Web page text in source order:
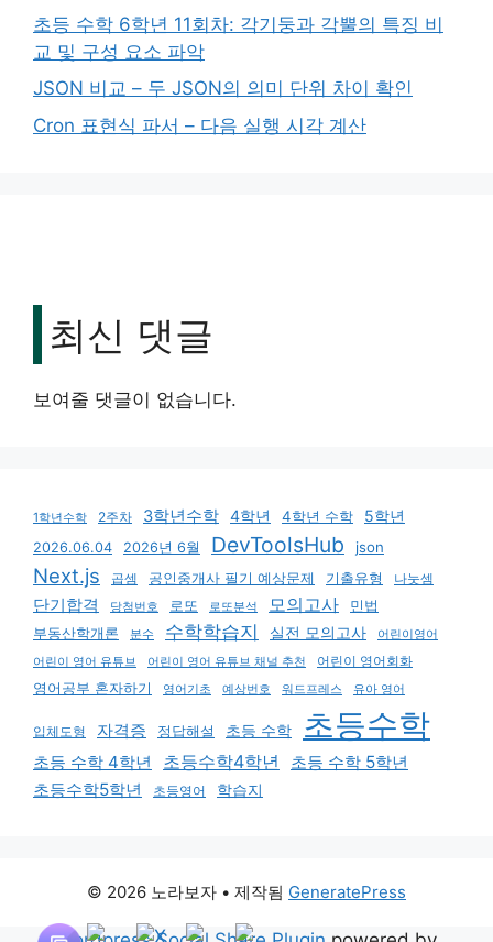
초등 수학 6학년 11회차: 각기둥과 각뿔의 특징 비
교 및 구성 요소 파악
JSON 비교 – 두 JSON의 의미 단위 차이 확인
Cron 표현식 파서 – 다음 실행 시각 계산
최신 댓글
보여줄 댓글이 없습니다.
1학년수학 2주차 3학년수학 4학년 4학년 수학 5학년
2026.06.04 2026년 6월 DevToolsHub json
Next.js 곱셈 공인중개사 필기 예상문제 기출유형 나눗셈
단기합격 당첨번호 로또 로또분석 모의고사
민법
부동산학개론
분수 수학학습지 실전 모의고사
어린이영어
어린이 영어 유튜브
어린이 영어 유튜브 채널 추천
어린이 영어회화
영어공부 혼자하기
영어기초 예상번호 워드프레스 유아 영어
입체도형 자격증 정답해설 초등 수학 초등수학
초등 수학 4학년 초등수학4학년
초등 수학 5학년
초등수학5학년
초등영어 학습지
© 2026 노라보자 • 제작됨 GeneratePress